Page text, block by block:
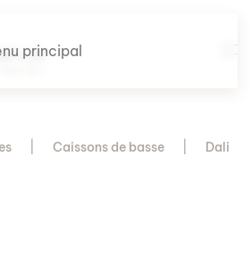
principal
Caissons de basse
Dali